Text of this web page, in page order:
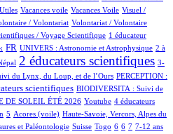
Vacances voile Vacances Voile Visuel /
/ Volontariat Volontariat / Volontaire
/ Voyage Scientifique 1 éducateur
FR UNIVERS : Astronomie et Astrophysique 2 à
2 éducateurs scientifiques 3-
du Lynx, du Loup, et de l’Ours PERCEPTION :
scientifiques BIODIVERSITA : Suivi de
DE SOLEIL ÉTÉ 2026 Youtube 4 éducateurs
5 Acores (voile) Haute-Savoie, Vercors, Alpes du
et Paléontologie Suisse Togo 6 6 7 7-12 ans